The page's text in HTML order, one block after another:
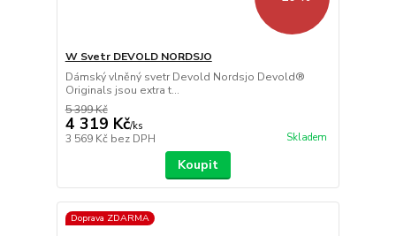
W Svetr DEVOLD NORDSJO
Dámský vlněný svetr Devold Nordsjo Devold®
Originals jsou extra t...
5 399 Kč
4 319 Kč/ks
3 569 Kč bez DPH Skladem
Koupit
Doprava ZDARMA